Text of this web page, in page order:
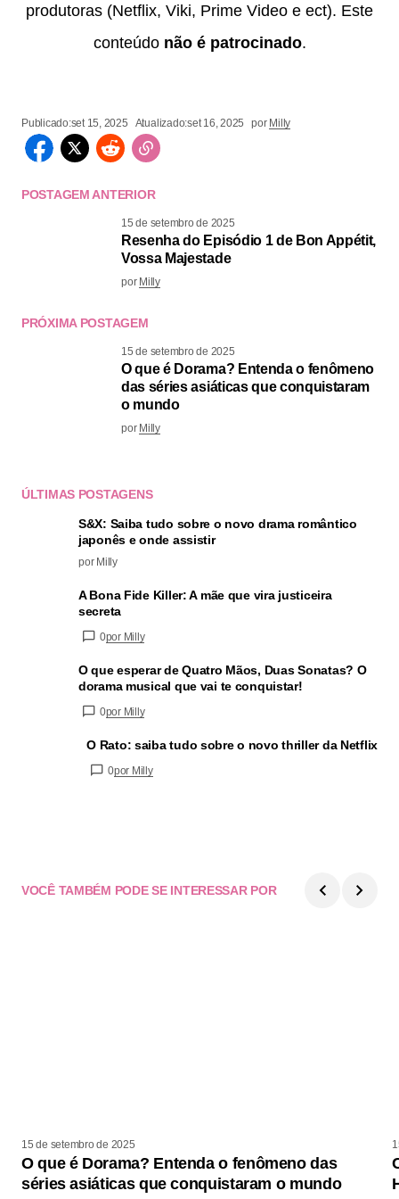
produtoras (Netflix, Viki, Prime Video e ect). Este
conteúdo não é patrocinado.
Publicado:set 15, 2025 Atualizado:set 16, 2025 por Milly
POSTAGEM ANTERIOR
15 de setembro de 2025
Resenha do Episódio 1 de Bon Appétit,
Vossa Majestade
por Milly
PRÓXIMA POSTAGEM
15 de setembro de 2025
O que é Dorama? Entenda o fenômeno
das séries asiáticas que conquistaram
o mundo
por Milly
ÚLTIMAS POSTAGENS
S&X: Saiba tudo sobre o novo drama romântico
japonês e onde assistir
por Milly
A Bona Fide Killer: A mãe que vira justiceira
secreta
0por Milly
O que esperar de Quatro Mãos, Duas Sonatas? O
dorama musical que vai te conquistar!
0por Milly
O Rato: saiba tudo sobre o novo thriller da Netflix
0por Milly
VOCÊ TAMBÉM PODE SE INTERESSAR POR
15 de setembro de 2025
O que é Dorama? Entenda o fenômeno das
séries asiáticas que conquistaram o mundo